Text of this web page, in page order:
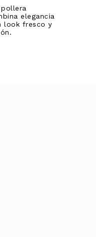
pollera
elegancia
look fresco y